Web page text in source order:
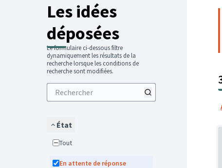
Les idées
déposées
Le formulaire ci-dessous filtre
dynamiquement les résultats de la
recherche lorsque les conditions de
recherche sont modifiées.
État
Tout
En attente de réponse